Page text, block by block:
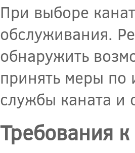
При выборе
обслуживания.
обнаружить
принять меры по
службы каната и
Требования к